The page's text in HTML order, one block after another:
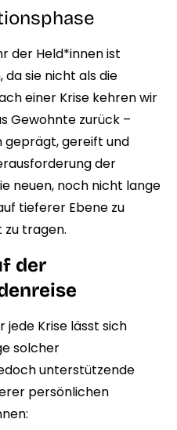
der Held*innen ist
da sie nicht als die
einer Krise kehren wir
Gewohnte zurück –
geprägt, gereift und
der
neuen, noch nicht lange
tieferer Ebene zu
zu tragen.
der
jede Krise lässt sich
solcher
unterstützende
persönlichen